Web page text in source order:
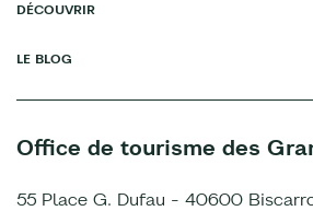
DÉCOUVRIR
LE BLOG
Office de tourisme des
55 Place G. Dufau - 40600